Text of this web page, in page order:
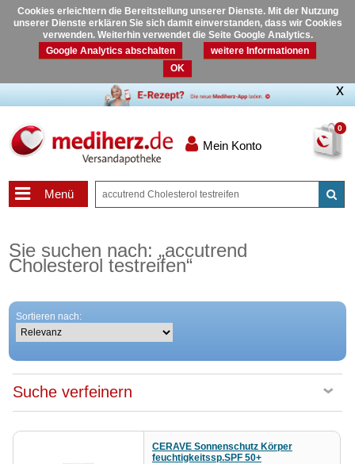
Cookies erleichtern die Bereitstellung unserer Dienste. Mit der Nutzung
unserer Dienste erklären Sie sich damit einverstanden, dass wir Cookies
verwenden. Weiterhin verwendet die Seite Google Analytics.
Google Analytics abschalten
weitere Informationen
OK
0
Mein Konto
Menü
Sie suchen nach: „accutrend
Cholesterol testreifen“
Sortieren nach:
Suche verfeinern
CERAVE Sonnenschutz Körper
feuchtigkeitssp.SPF 50+